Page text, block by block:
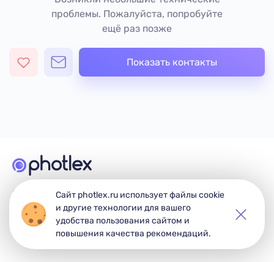
проблемы. Пожалуйста, попробуйте
ещё раз позже
Показать контакты
© 2026 Photlex. Все права защищены.
Сайт photlex.ru использует файлы cookie
и другие технологии для вашего
удобства пользования сайтом и
повышения качества рекомендаций.